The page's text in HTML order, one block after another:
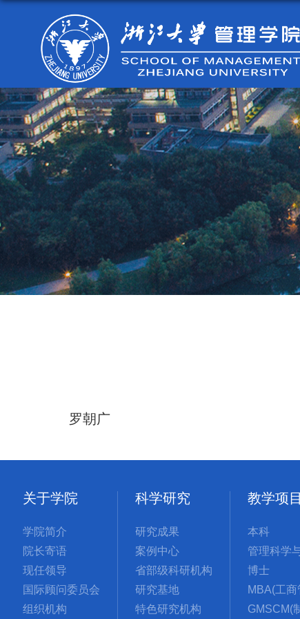
罗朝广
关于学院
学院简介
院长寄语
现任领导
国际顾问委员会
组织机构
科学研究
研究成果
案例中心
省部级科研机构
研究基地
特色研究机构
教学项目
本科
博士